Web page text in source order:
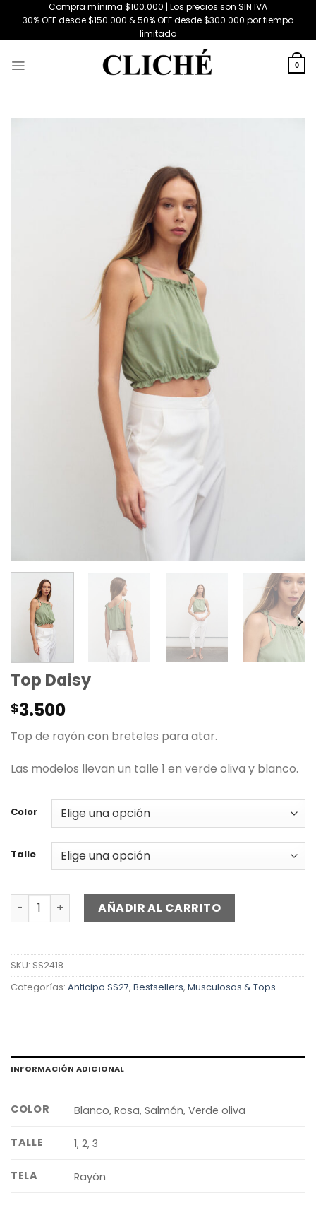
contenido
Compra mínima $100.000 | Los precios son SIN IVA
30% OFF desde $150.000 & 50% OFF desde $300.000 por tiempo
limitado
0
Top Daisy
$3.500
Top de rayón con breteles para atar.
Las modelos llevan un talle 1 en verde oliva y blanco.
Color
Talle
Top Daisy cantidadAÑADIR AL CARRITO
SKU: SS2418
Categorías: Anticipo SS27, Bestsellers, Musculosas & Tops
INFORMACIÓN ADICIONAL
COLOR Blanco, Rosa, Salmón, Verde oliva
TALLE 1, 2, 3
TELA Rayón